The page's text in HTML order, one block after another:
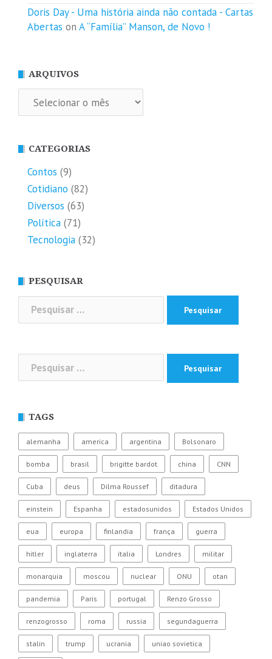
Doris Day - Uma história ainda não contada - Cartas
Abertas on A “Família” Manson, de Novo !
ARQUIVOS
CATEGORIAS
Contos (9)
Cotidiano (82)
Diversos (63)
Política (71)
Tecnologia (32)
PESQUISAR
Pesquisar
por:
por:
TAGS
alemanha america argentina Bolsonaro
bomba brasil brigitte bardot china CNN
Cuba deus Dilma Roussef ditadura
einstein Espanha estadosunidos Estados Unidos
eua europa finlandia frança guerra
hitler inglaterra italia Londres militar
monarquia moscou nuclear ONU otan
pandemia Paris portugal Renzo Grosso
renzogrosso roma russia segundaguerra
stalin trump ucrania uniao sovietica